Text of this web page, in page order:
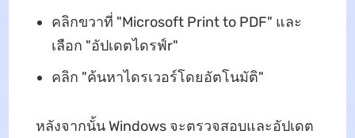
คลิกขวาที่ "Microsoft Print to PDF" และ
เลือก "อัปเดตไดรฟ์r"
คลิก "ค้นหาไดรเวอร์โดยอัตโนมัติ"
หลังจากนั้น Windows จะตรวจสอบและอัปเดต